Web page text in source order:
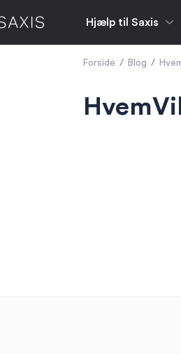
Hjælp til Saxis
Forside / Blog /